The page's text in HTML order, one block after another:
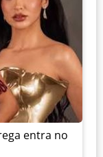
entra no